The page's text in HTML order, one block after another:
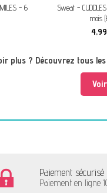
- 6
Sweat -
mois
plus ? Découvrez tous
Paiement sécurisé
Paiement en ligne